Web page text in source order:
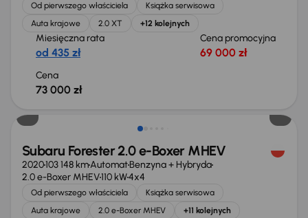
Od pierwszego właściciela
Książka serwisowa
Auta krajowe
2.0 XT +12 kolejnych
Miesięczna rata
od 435 zł
Cena promocyjna
69 000 zł
Cena
73 000 zł
Subaru Forester 2.0 e-Boxer MHEV
2020103 148 kmAutomatBenzyna + Hybryda
2.0 e-Boxer MHEV110 kW4x4
Od pierwszego właściciela
Książka serwisowa
Auta krajowe
2.0 e-Boxer MHEV +11 kolejnych